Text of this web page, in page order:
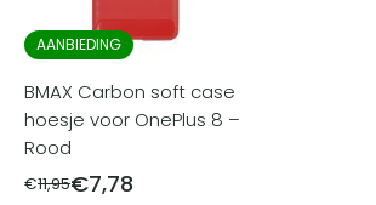
AANBIEDING
BMAX Carbon soft case
hoesje voor OnePlus 8 –
Rood
€11,95€7,78